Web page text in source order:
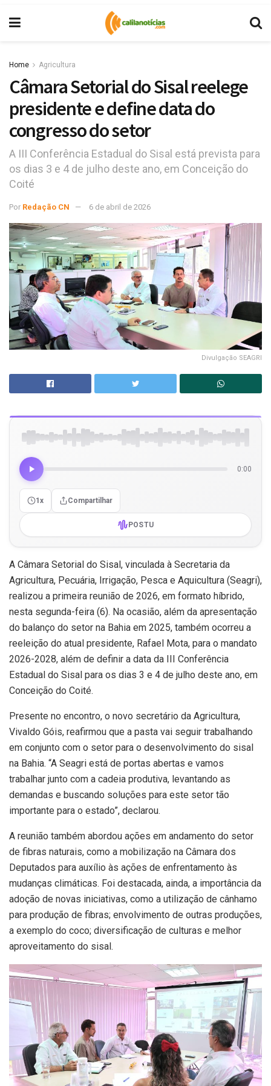
Home Agricultura
Câmara Setorial do Sisal reelege
presidente e define data do
congresso do setor
A III Conferência Estadual do Sisal está prevista para
os dias 3 e 4 de julho deste ano, em Conceição do
Coité
Por Redação CN 6 de abril de 2026
Divulgação SEAGRI
0:00
1x Compartilhar
POSTU
A Câmara Setorial do Sisal, vinculada à Secretaria da
Agricultura, Pecuária, Irrigação, Pesca e Aquicultura (Seagri),
realizou a primeira reunião de 2026, em formato híbrido,
nesta segunda-feira (6). Na ocasião, além da apresentação
do balanço do setor na Bahia em 2025, também ocorreu a
reeleição do atual presidente, Rafael Mota, para o mandato
2026-2028, além de definir a data da III Conferência
Estadual do Sisal para os dias 3 e 4 de julho deste ano, em
Conceição do Coité.
Presente no encontro, o novo secretário da Agricultura,
Vivaldo Góis, reafirmou que a pasta vai seguir trabalhando
em conjunto com o setor para o desenvolvimento do sisal
na Bahia. “A Seagri está de portas abertas e vamos
trabalhar junto com a cadeia produtiva, levantando as
demandas e buscando soluções para este setor tão
importante para o estado”, declarou.
A reunião também abordou ações em andamento do setor
de fibras naturais, como a mobilização na Câmara dos
Deputados para auxílio às ações de enfrentamento às
mudanças climáticas. Foi destacada, ainda, a importância da
adoção de novas iniciativas, como a utilização de cânhamo
para produção de fibras; envolvimento de outras produções,
a exemplo do coco; diversificação de culturas e melhor
aproveitamento do sisal.